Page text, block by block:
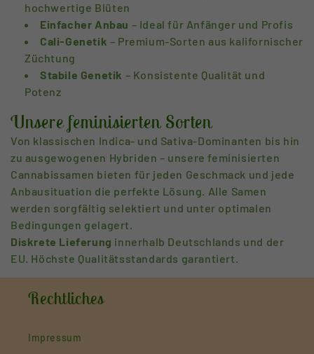
hochwertige Blüten
Einfacher Anbau – Ideal für Anfänger und Profis
Cali-Genetik – Premium-Sorten aus kalifornischer
Züchtung
Stabile Genetik – Konsistente Qualität und
Potenz
Unsere feminisierten Sorten
Von klassischen Indica- und Sativa-Dominanten bis hin
zu ausgewogenen Hybriden – unsere feminisierten
Cannabissamen bieten für jeden Geschmack und jede
Anbausituation die perfekte Lösung. Alle Samen
werden sorgfältig selektiert und unter optimalen
Bedingungen gelagert.
Diskrete Lieferung innerhalb Deutschlands und der
EU. Höchste Qualitätsstandards garantiert.
Rechtliches
Impressum